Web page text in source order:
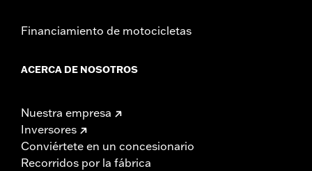
Financiamiento de motocicletas
ACERCA DE NOSOTROS
Nuestra empresa
Inversores
Conviértete en un concesionario
Recorridos por la fábrica